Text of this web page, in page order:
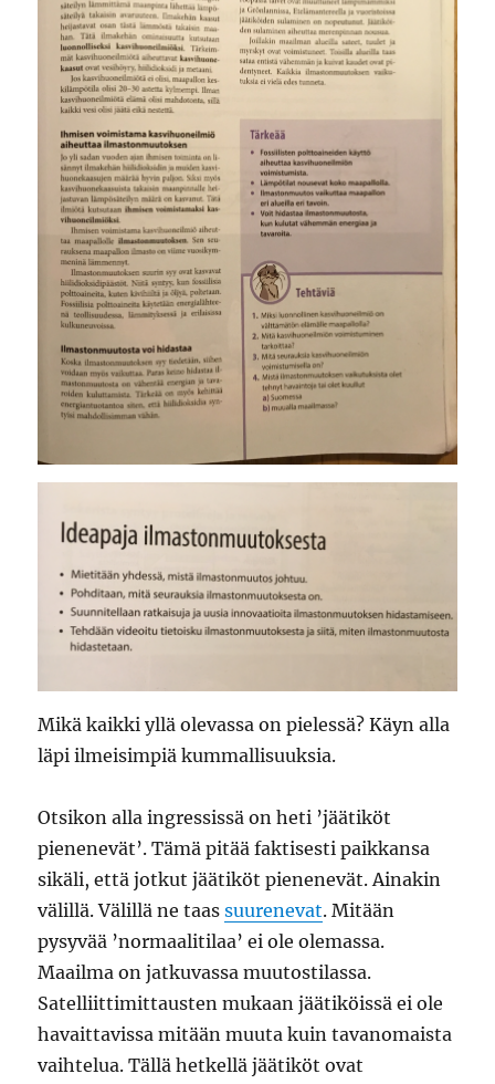
Mikä kaikki yllä olevassa on pielessä? Käyn alla
läpi ilmeisimpiä kummallisuuksia.
Otsikon alla ingressissä on heti ’jäätiköt
pienenevät’. Tämä pitää faktisesti paikkansa
sikäli, että jotkut jäätiköt pienenevät. Ainakin
välillä. Välillä ne taassuurenevat. Mitään
pysyvää ’normaalitilaa’ ei ole olemassa.
Maailma on jatkuvassa muutostilassa.
Satelliittimittausten mukaan jäätiköissä ei ole
havaittavissa mitään muuta kuin tavanomaista
vaihtelua. Tällä hetkellä jäätiköt ovat